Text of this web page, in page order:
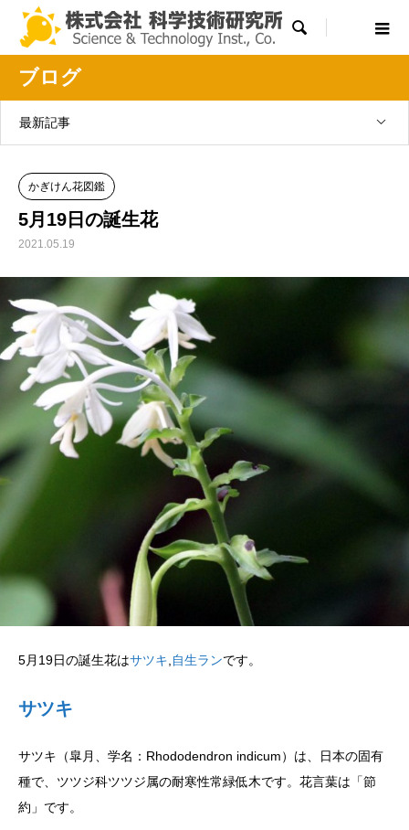

ブログ
最新記事
かぎけん花図鑑
5月19日の誕生花
2021.05.19
5月19日の誕生花はサツキ 自生ランです。
サツキ
サツキ（皐月、学名：Rhododendron indicum）は、日本の固有
種で、ツツジ科ツツジ属の耐寒性常緑低木です。花言葉は「節
約」です。